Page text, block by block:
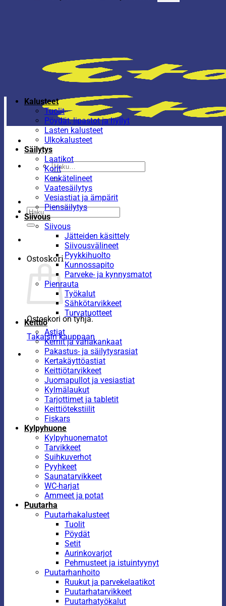
Etsi:
Etsi:
Ostoskori
Ostoskori on tyhjä.
Takaisin kauppaan
Kalusteet
Tuolit
Pöydät, lipastot ja hyllyt
Lasten kalusteet
Ulkokalusteet
Säilytys
Laatikot
Korit
Kenkätelineet
Vaatesäilytys
Vesiastiat ja ämpärit
Piensäilytys
Siivous
Siivous
Jätteiden käsittely
Siivousvälineet
Pyykkihuolto
Kunnossapito
Parveke- ja kynnysmatot
Pienrauta
Työkalut
Sähkötarvikkeet
Turvatuotteet
Keittiö
Astiat
Kernit ja vahakankaat
Pakastus- ja säilytysrasiat
Kertakäyttöastiat
Keittiötarvikkeet
Juomapullot ja vesiastiat
Kylmälaukut
Tarjottimet ja tabletit
Keittiötekstiilit
Fiskars
Kylpyhuone
Kylpyhuonematot
Tarvikkeet
Suihkuverhot
Pyyhkeet
Saunatarvikkeet
WC-harjat
Ammeet ja potat
Puutarha
Puutarhakalusteet
Tuolit
Pöydät
Setit
Aurinkovarjot
Pehmusteet ja istuintyynyt
Puutarhanhoito
Ruukut ja parvekelaatikot
Puutarhatarvikkeet
Puutarhatyökalut